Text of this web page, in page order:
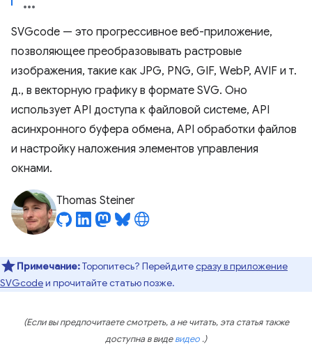
SVGcode — это прогрессивное веб-приложение,
позволяющее преобразовывать растровые
изображения, такие как JPG, PNG, GIF, WebP, AVIF и т.
д., в векторную графику в формате SVG. Оно
использует API доступа к файловой системе, API
асинхронного буфера обмена, API обработки файлов
и настройку наложения элементов управления
окнами.
Thomas Steiner
Примечание:Торопитесь? Перейдитесразу в приложение
SVGcodeи прочитайте статью позже.
(Если вы предпочитаете смотреть, а не читать, эта статья также
доступна в видевидео .)